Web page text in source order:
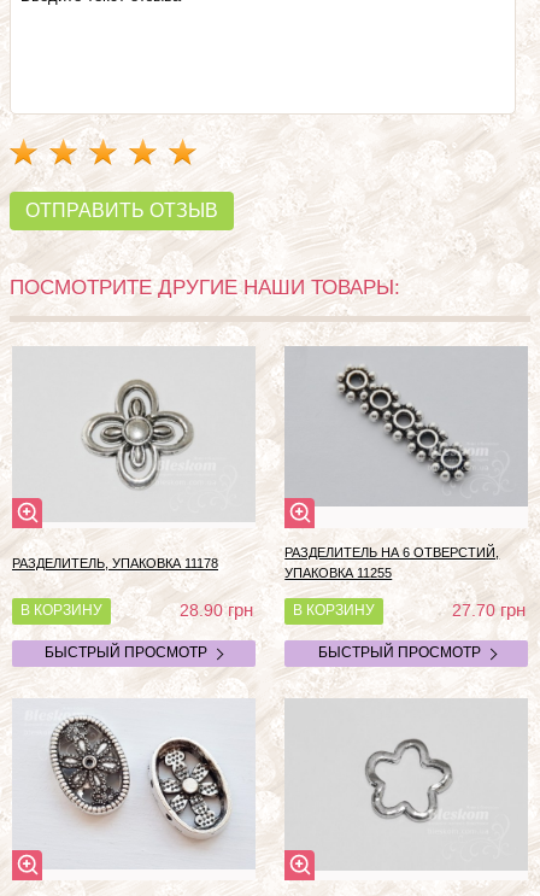
ОТПРАВИТЬ ОТЗЫВ
ПОСМОТРИТЕ ДРУГИЕ НАШИ ТОВАРЫ:
РАЗДЕЛИТЕЛЬ, УПАКОВКА 11178
В КОРЗИНУ 28.90грн
БЫСТРЫЙ ПРОСМОТР
РАЗДЕЛИТЕЛЬ НА 6 ОТВЕРСТИЙ,
УПАКОВКА 11255
В КОРЗИНУ 27.70грн
БЫСТРЫЙ ПРОСМОТР